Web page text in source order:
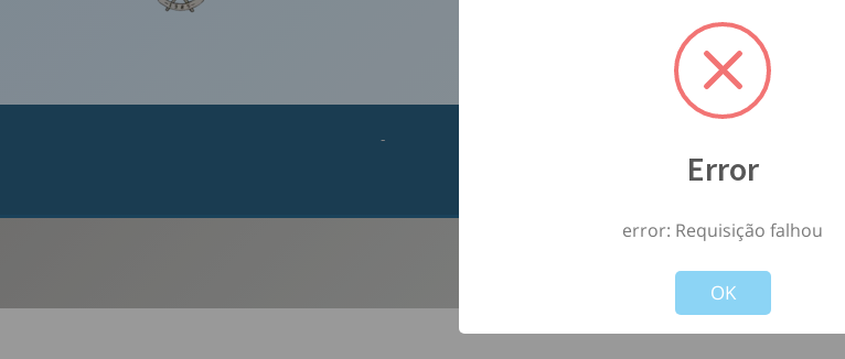
-
Versão: 1.2.0
Error
error: Requisição falhou
OK